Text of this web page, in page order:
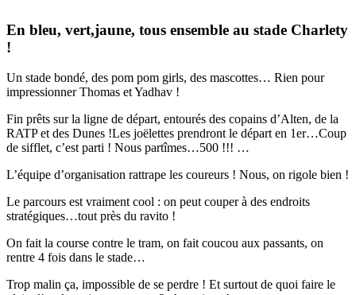
En bleu, vert,jaune, tous ensemble au stade Charlety
!
Un stade bondé, des pom pom girls, des mascottes… Rien pour
impressionner Thomas et Yadhav !
Fin prêts sur la ligne de départ, entourés des copains d’Alten, de la
RATP et des Dunes !Les joëlettes prendront le départ en 1er…Coup
de sifflet, c’est parti ! Nous partîmes…500 !!! …
L’équipe d’organisation rattrape les coureurs ! Nous, on rigole bien !
Le parcours est vraiment cool : on peut couper à des endroits
stratégiques…tout près du ravito !
On fait la course contre le tram, on fait coucou aux passants, on
rentre 4 fois dans le stade…
Trop malin ça, impossible de se perdre ! Et surtout de quoi faire le